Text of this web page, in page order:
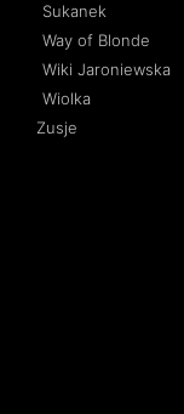
Sukanek
Way of Blonde
Wiki Jaroniewska
Wiolka
Zusje